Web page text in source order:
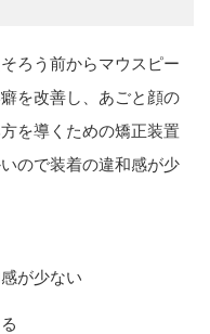
ろう前からマウスピー
を改善し、あごと顔の
を導くための矯正装置
ので装着の違和感が少
が少ない